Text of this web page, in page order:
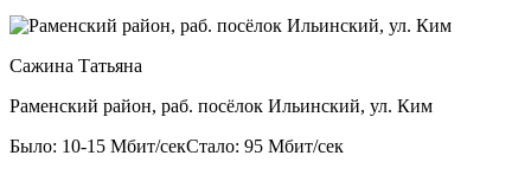
Сажина Татьяна
Раменский район, раб. посёлок Ильинский, ул. Ким
Было: 10-15 Мбит/секСтало: 95 Мбит/сек